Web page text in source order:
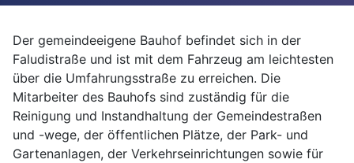
Der gemeindeeigene Bauhof befindet sich in der
Faludistraße und ist mit dem Fahrzeug am leichtesten
über die Umfahrungsstraße zu erreichen. Die
Mitarbeiter des Bauhofs sind zuständig für die
Reinigung und Instandhaltung der Gemeindestraßen
und -wege, der öffentlichen Plätze, der Park- und
Gartenanlagen, der Verkehrseinrichtungen sowie für